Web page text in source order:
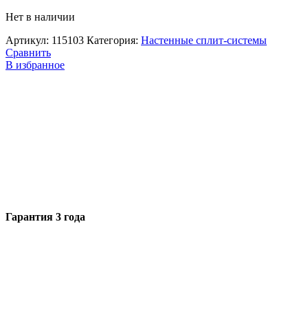
Нет в наличии
Артикул: 115103 Категория: Настенные сплит-системы
Сравнить
В избранное
Гарантия 3 года